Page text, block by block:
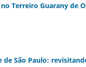
Terreiro Guarany de
de São Paulo: